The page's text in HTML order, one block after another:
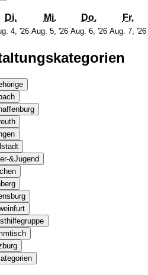
Di. Dienstag
Mi. Mittwoch
Do. Donnerstag
Fr.
4, '264.Aug. 5, '265.
2026
Aug. 6, '266.
2026
Aug. 7, '26
&Jugend